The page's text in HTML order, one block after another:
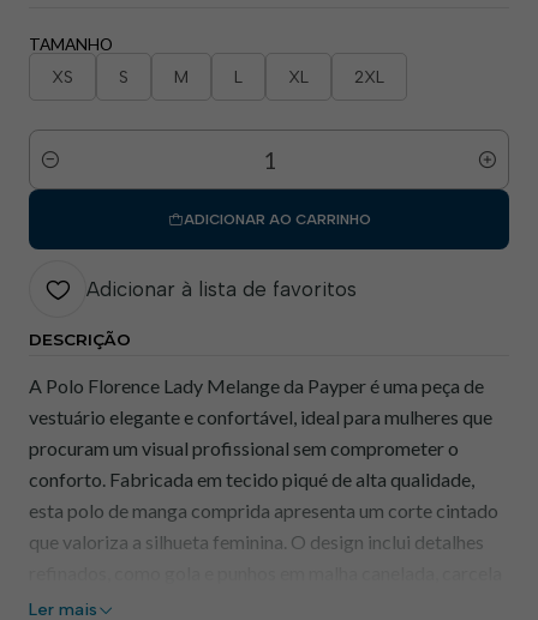
TAMANHO
XS S M L XL 2XL
Quantidade
ADICIONAR AO CARRINHO
Adicionar à lista de favoritos
DESCRIÇÃO
A Polo Florence Lady Melange da Payper é uma peça de
vestuário elegante e confortável, ideal para mulheres que
procuram um visual profissional sem comprometer o
conforto. Fabricada em tecido piqué de alta qualidade,
esta polo de manga comprida apresenta um corte cintado
que valoriza a silhueta feminina. O design inclui detalhes
com quatro botões de efeito madrepérola e costuras
Ler mais